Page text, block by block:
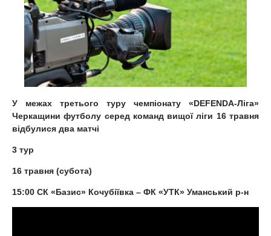
У межах третього туру чемпіонату «DEFENDA-Ліга»
Черкащини футболу серед команд вищої ліги 16 травня
відбулися два матчі
3 тур
16 травня (субота)
15:00 СК «Базис» Кочубіївка – ФК «УТК» Уманський р-н